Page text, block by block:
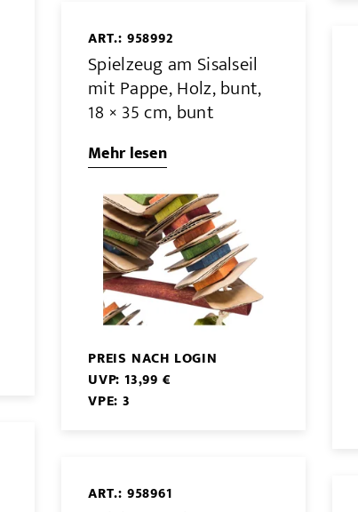
ART.: 958992
Spielzeug am Sisalseil
mit Pappe, Holz, bunt,
18 × 35 cm, bunt
Mehr lesen
PREIS NACH LOGIN
UVP: 13,99 €
VPE: 3
ART.: 958961